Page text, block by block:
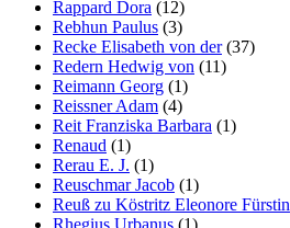
Rappard Dora (12)
Rebhun Paulus (3)
Recke Elisabeth von der(37)
Redern Hedwig von (11)
Reimann Georg (1)
Reissner Adam (4)
Reit Franziska Barbara (1)
Renaud (1)
Rerau E. J. (1)
Reuschmar Jacob (1)
Reuß zu Köstritz Eleonore Fürstin
Rhegius Urbanus (1)